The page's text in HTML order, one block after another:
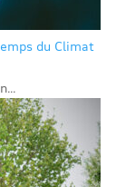
du Climat